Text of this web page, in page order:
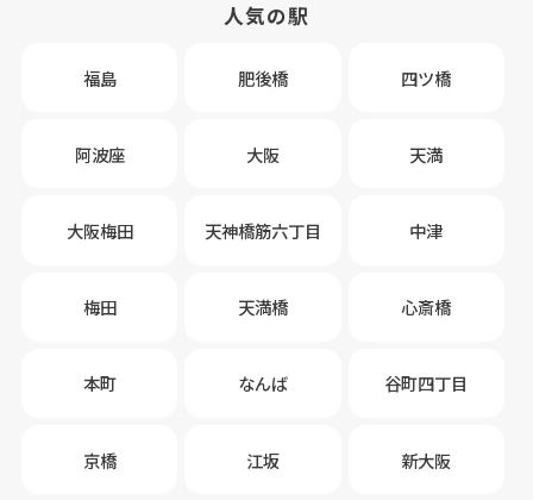
人気の駅
福島 肥後橋 四ツ橋
阿波座 大阪 天満
大阪梅田 天神橋筋六丁目 中津
梅田 天満橋 心斎橋
本町 なんば 谷町四丁目
京橋 江坂 新大阪